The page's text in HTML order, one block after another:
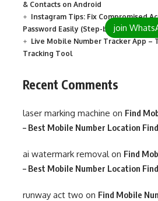
& Contacts on Android
Instagram Tips: Fix Compromised
Password Easily (Step-by-Step Guide)
Live Mobile Number Tracker App –
Tracking Tool
Recent Comments
laser marking machine on Find
– Best Mobile Number Location
ai watermark removalon Find
– Best Mobile Number Location
runway act two on Find Mobile